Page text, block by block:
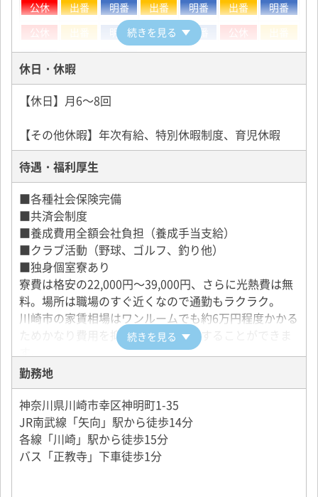
隔日勤務と同じ
公休 出番 明番 出番 明番 出番
明番
公休
出番 明番 出番 明番 公休
出番
明番
出番 明番
昼日勤の勤務カレンダー例
月 火 水 木 金 土 日
出番
出番 出番 出番 出番 公休 公休
月 火 水 木 金
出番 出番 出番 出番 出番 公休
公休
出番
出番 出番 出番 出番 公休 公休
続きを見る
休日・休暇
【休日】月6～8回
【その他休暇】年次有給、特別休暇制度、育児休暇
待遇・福利厚生
■各種社会保険完備
■共済会制度
■養成費用全額会社負担（養成手当支給）
■クラブ活動（野球、ゴルフ、釣り他）
■独身個室寮あり
寮費は格安の22,000円～39,000円、さらに光熱費は無
料。場所は職場のすぐ近くなので通勤もラクラク。
川崎市の家賃相場はワンルームでも約6万円程度かかる
ためかなり費用を抑えて住居を確保することができま
■マイカー通勤可（駐車場あり）
■制服貸与
■二種免許取得費用会社全額負担
二種免許取得後も同乗研修を実施するのでご安心くだ
さい。
十分に運転に慣れてからタクシードライバーとしてデ
続きを見る
勤務地
神奈川県川崎市幸区神明町1-35
JR南武線「矢向」駅から徒歩14分
各線「川崎」駅から徒歩15分
バス「正教寺」下車徒歩1分